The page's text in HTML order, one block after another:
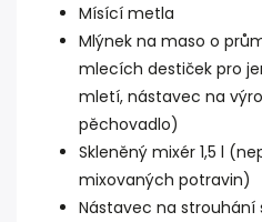
Mísící metla
Mlýnek na maso o
mlecích destiček pro
mletí, nástavec na
pěchovadlo)
Skleněný mixér 1,5 l
mixovaných potravin)
Nástavec na strouhání